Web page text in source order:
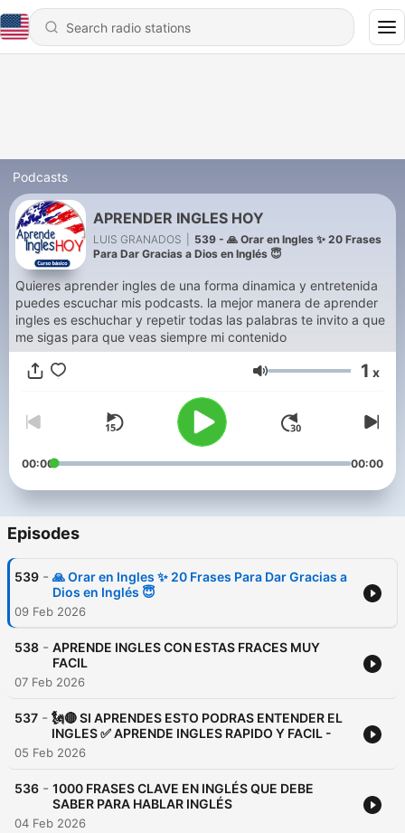
Podcasts
APRENDER INGLES HOY
LUIS GRANADOS
539 - 🙏 Orar en Ingles ✨ 20 Frases
Para Dar Gracias a Dios en Inglés 😇
Quieres aprender ingles de una forma dinamica y entretenida
puedes escuchar mis podcasts. la mejor manera de aprender
ingles es eschuchar y repetir todas las palabras te invito a que
me sigas para que veas siempre mi contenido
Volume 1 x
00:00 00:00
Episodes
539 - 🙏 Orar en Ingles ✨ 20 Frases Para Dar Gracias a
Dios en Inglés 😇
09 Feb 2026
538 - APRENDE INGLES CON ESTAS FRACES MUY
FACIL
07 Feb 2026
537 - 🗽🔴 SI APRENDES ESTO PODRAS ENTENDER EL
INGLES ✅ APRENDE INGLES RAPIDO Y FACIL -
05 Feb 2026
536 - 1000 FRASES CLAVE EN INGLÉS QUE DEBE
SABER PARA HABLAR INGLÉS
04 Feb 2026